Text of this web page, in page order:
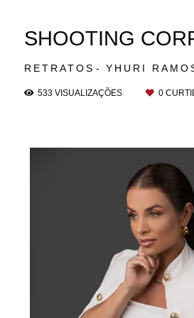
RETRATOS YHURI
SHOOTING
533 VISUALIZAÇÕES 0